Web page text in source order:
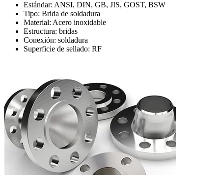
Estándar: ANSI, DIN, GB, JIS, GOST, BSW
Tipo: Brida de soldadura
Material: Acero inoxidable
Estructura: bridas
Conexión: soldadura
Superficie de sellado: RF